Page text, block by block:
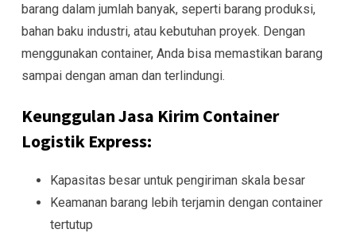
barang dalam jumlah banyak, seperti barang produksi,
bahan baku industri, atau kebutuhan proyek. Dengan
menggunakan container, Anda bisa memastikan barang
sampai dengan aman dan terlindungi.
Keunggulan Jasa Kirim Container
Logistik Express:
Kapasitas besar untuk pengiriman skala besar
Keamanan barang lebih terjamin dengan container
tertutup